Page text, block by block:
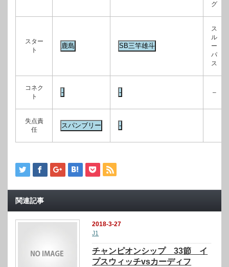
グ
スター
ト
ス
ル
ー
パ
ス
コネク
ト
–
失点責
任
関連記事
2018-3-27
J1
チャンピオンシップ 33節 イ
プスウィッチvsカーディフ